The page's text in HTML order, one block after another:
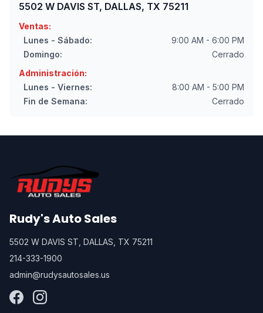
5502 W DAVIS ST, DALLAS, TX 75211
Ventas:
Lunes - Sábado:
9:00 AM - 6:00 PM
Domingo:
Cerrado
Administración:
Lunes - Viernes:
8:00 AM - 5:00 PM
Fin de Semana:
Cerrado
Rudy's Auto Sales
5502 W DAVIS ST, DALLAS, TX 75211
214-333-1900
admin@rudysautosales.us